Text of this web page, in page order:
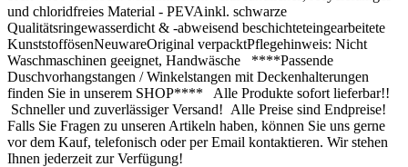
und chloridfreies Material - PEVAinkl. schwarze
Qualitätsringewasserdicht & -abweisend beschichteteingearbeitete
KunststoffösenNeuwareOriginal verpacktPflegehinweis: Nicht
Waschmaschinen geeignet, Handwäsche ****Passende
Duschvorhangstangen / Winkelstangen mit Deckenhalterungen
finden Sie in unserem SHOP**** Alle Produkte sofort lieferbar!!
Schneller und zuverlässiger Versand! Alle Preise sind Endpreise!
Falls Sie Fragen zu unseren Artikeln haben, können Sie uns gerne
vor dem Kauf, telefonisch oder per Email kontaktieren. Wir stehen
Ihnen jederzeit zur Verfügung!